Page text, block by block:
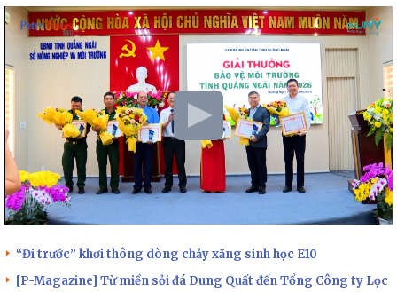
“Đi trước” khơi thông dòng chảy xăng sinh học E10
[P-Magazine] Từ miền sỏi đá Dung Quất đến Tổng Công ty Lọc